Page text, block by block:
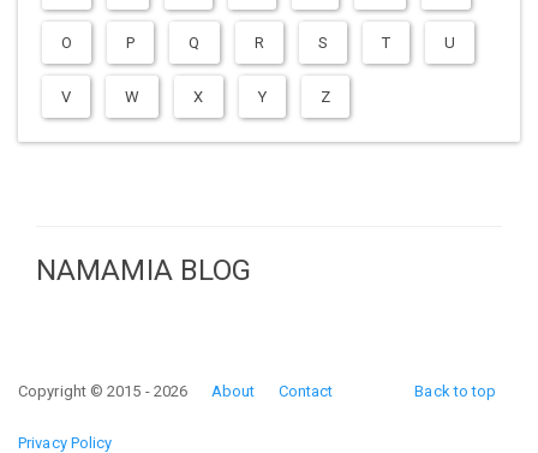
O P Q R S T U
V W X Y Z
NAMAMIA BLOG
Back to top
Copyright © 2015 - 2026 About Contact
Privacy Policy